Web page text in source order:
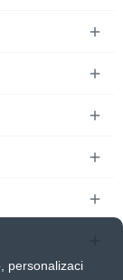
personalizaci




